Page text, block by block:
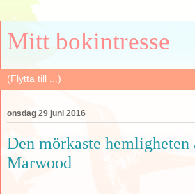
Mitt bokintresse
onsdag 29 juni 2016
Den mörkaste hemligheten
Marwood